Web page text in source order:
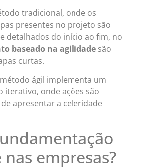
tradicional, onde os
presentes no projeto são
detalhados do início ao fim, no
baseado na agilidade são
curtas.
ágil implementa um
iterativo, onde ações são
apresentar a celeridade
empresas?